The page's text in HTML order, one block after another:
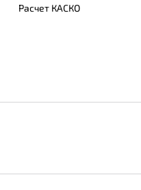
Расчет КАСКО